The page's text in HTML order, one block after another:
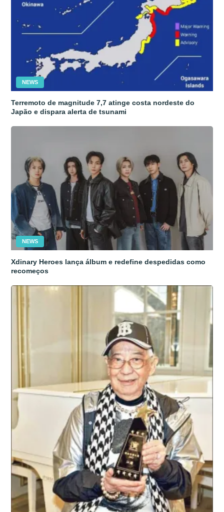
NEWS
Terremoto de magnitude 7,7 atinge costa nordeste do
Japão e dispara alerta de tsunami
NEWS
Xdinary Heroes lança álbum e redefine despedidas como
recomeços